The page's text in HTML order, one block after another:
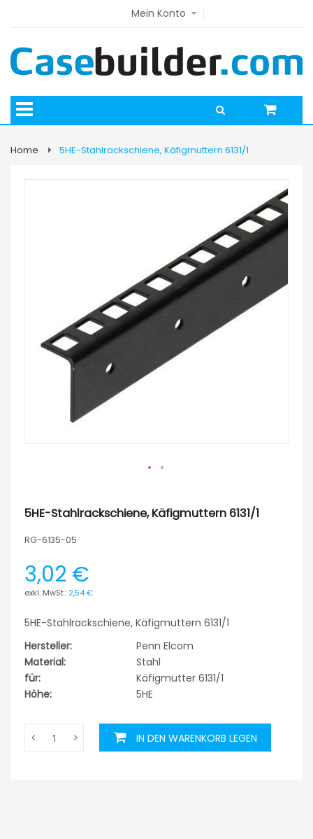
Mein Konto
Home 5HE-Stahlrackschiene, Käfigmuttern 6131/1
5HE-Stahlrackschiene, Käfigmuttern 6131/1
RG-6135-05
3,02 €
2,54 €
5HE-Stahlrackschiene, Käfigmuttern 6131/1
Hersteller:
Penn Elcom
Material:
Stahl
für:
Käfigmutter 6131/1
Höhe:
5HE
IN DEN WARENKORB LEGEN